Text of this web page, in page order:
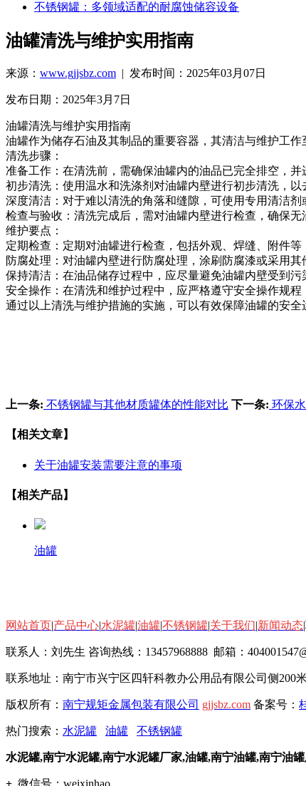
不锈钢罐：多领域适配的耐腐蚀储容设备
油罐清洗与维护实用指南
来源： www.gjjsbz.com | 发布时间：2025年03月07日
发布日期：2025年3月7日
油罐清洗与维护实用指南
油罐作为储存石油及其制品的重要容器，其清洁与维护工
清洗步骤：
准备工作：在清洗前，需确保油罐内的油品已完全排空，
初步清洗：使用温水和洗涤剂对油罐内壁进行初步清洗，
深度清洁：对于难以清洗的角落和缝隙，可使用专用清洁
检查与验收：清洗完成后，需对油罐内壁进行检查，确保
维护要点：
定期检查：定期对油罐进行检查，包括外观、焊缝、附件等
防腐处理：对油罐内壁进行防腐处理，涂刷防腐漆或采用其
保持清洁：在油品储存过程中，应尽量避免油罐内壁受到污
安全操作：在清洗和维护过程中，应严格遵守安全操作规程
通过以上清洗与维护措施的实施，可以有效保障油罐的安全
上一条: 不锈钢罐与其他材质罐体的性能对比 下一条: 环保
【相关文章】
关于油罐安装需要注意的事项
【相关产品】
油罐
网站首页|产品中心|水泥罐|油罐|不锈钢罐|关于我们|新闻动态
联系人：刘先生 咨询热线： 13457968888 邮箱：
联系地址：南宁市兴宁区四轩科教办公用品有限公司侧200
版权所有： 南宁规矩金属包装有限公司 gjjsbz.com 备案号：
热门搜索： 水泥罐 油罐 不锈钢罐
水泥罐,南宁水泥罐,南宁水泥罐厂家,油罐,南宁油罐,南宁油